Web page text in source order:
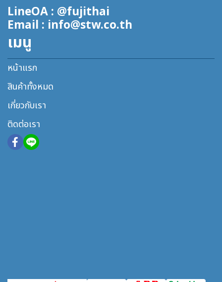
LineOA : @fujithai
Email : info@stw.co.th
เมนู
หน้าแรก
สินค้าทั้งหมด
เกี่ยวกับเรา
ติดต่อเรา